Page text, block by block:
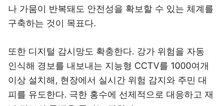
나 가뭄이 반복돼도 안전성을 확보할 수 있는 체계를
구축하는 것이 목표다.
또한 디지털 감시망도 확충한다. 강가 위험을 자동
인식해 경보를 내보내는 지능형 CCTV를 1000여개
이상 설치해, 현장에서 실시간 위험 감지와 주민 대
피를 유도한다. 극한 홍수에 선제적으로 대응하고 재